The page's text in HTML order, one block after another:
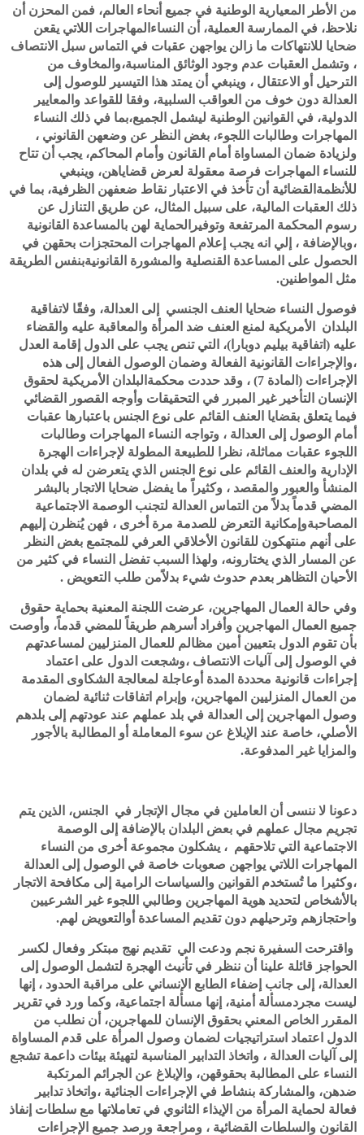
من الأطر المعيارية الوطنية في جميع أنحاء العالم، فمن المحزن أن
نلاحظ، في الممارسة العملية، أن النساءالمهاجرات اللاتي يقعن
ضحايا للانتهاكات ما زالن يواجهن عقبات في التماس سبل الانتصاف
، وتشمل العقبات عدم وجود الوثائق المناسبة،والمخاوف من
الترحيل أو الاعتقال ، وينبغي أن يمتد هذا التيسير للوصول إلى
العدالة دون خوف من العواقب السلبية، وفقا للقواعد والمعايير
الدولية، في القوانين الوطنية ليشمل الجميع،بما في ذلك النساء
المهاجرات وطالبات اللجوء، بغض النظر عن وضعهن القانوني ،
ولزيادة ضمان المساواة أمام القانون وأمام المحاكم، يجب أن تتاح
للنساء المهاجرات فرصة معقولة لعرض قضاياهن، وينبغي
للأنظمةالقضائية أن تأخذ في الاعتبار نقاط ضعفهن الظرفية، بما في
ذلك العقبات المالية، على سبيل المثال، عن طريق التنازل عن
رسوم المحكمة المرتفعة وتوفيرالحماية لهن بالمساعدة القانونية
،وبالإضافة ، إلي انه يجب إعلام المهاجرات المحتجزات بحقهن في
الحصول على المساعدة القنصلية والمشورة القانونيةبنفس الطريقة
مثل المواطنين.
فوصول النساء ضحايا العنف الجنسي إلى العدالة، وفقًا لاتفاقية
البلدان الأمريكية لمنع العنف ضد المرأة والمعاقبة عليه والقضاء
عليه (اتفاقية بيليم دوبارا)، التي تنص يجب على الدول إقامة العدل
،والإجراءات القانونية الفعالة وضمان الوصول الفعال إلى هذه
الإجراءات (المادة 7) ، وقد حددت محكمةالبلدان الأمريكية لحقوق
الإنسان التأخير غير المبرر في التحقيقات وأوجه القصور القضائي
فيما يتعلق بقضايا العنف القائم على نوع الجنس باعتبارها عقبات
أمام الوصول إلى العدالة ، وتواجه النساء المهاجرات وطالبات
اللجوء عقبات مماثلة، نظرا للطبيعة المطولة لإجراءات الهجرة
الإدارية والعنف القائم على نوع الجنس الذي يتعرضن له في بلدان
المنشأ والعبور والمقصد ، وكثيراً ما يفضل ضحايا الاتجار بالبشر
المضي قدماً بدلاً من التماس العدالة لتجنب الوصمة الاجتماعية
المصاحبةوإمكانية التعرض للصدمة مرة أخرى ، فهن يُنظرن إليهم
على أنهم منتهكون للقانون الأخلاقي العرفي للمجتمع بغض النظر
عن المسار الذي يختارونه، ولهذا السبب تفضل النساء في كثير من
الأحيان التظاهر بعدم حدوث شيء بدلاًمن طلب التعويض .
وفي حالة العمال المهاجرين، عرضت اللجنة المعنية بحماية حقوق
جميع العمال المهاجرين وأفراد أسرهم طريقاً للمضي قدماً، وأوصت
بأن تقوم الدول بتعيين أمين مظالم للعمال المنزليين لمساعدتهم
في الوصول إلى آليات الانتصاف ،وشجعت الدول على اعتماد
إجراءات قانونية محددة المدة أوعاجلة لمعالجة الشكاوى المقدمة
من العمال المنزليين المهاجرين، وإبرام اتفاقات ثنائية لضمان
وصول المهاجرين إلى العدالة في بلد عملهم عند عودتهم إلى بلدهم
الأصلي، خاصة عند الإبلاغ عن سوء المعاملة أو المطالبة بالأجور
والمزايا غير المدفوعة.
دعونا لا ننسى أن العاملين في مجال الإتجار في الجنس، الذين يتم
تجريم مجال عملهم في بعض البلدان بالإضافة إلى الوصمة
الاجتماعية التي تلاحقهم ، يشكلون مجموعة أخرى من النساء
المهاجرات اللاتي يواجهن صعوبات خاصة في الوصول إلى العدالة
،وكثيرا ما تُستخدم القوانين والسياسات الرامية إلى مكافحة الاتجار
بالأشخاص لتحديد هوية المهاجرين وطالبي اللجوء غير الشرعيين
واحتجازهم وترحيلهم دون تقديم المساعدة أوالتعويض لهم.
واقترحت السفيرة نجم ودعت الي تقديم نهج مبتكر وفعال لكسر
الحواجز قائلة علينا أن ننظر في تأنيث الهجرة لتشمل الوصول إلى
العدالة، إلى جانب إضفاء الطابع الإنساني على مراقبة الحدود ، إنها
ليست مجردمسألة أمنية، إنها مسألة اجتماعية، وكما ورد في تقرير
المقرر الخاص المعني بحقوق الإنسان للمهاجرين، أن نطلب من
الدول اعتماد استراتيجيات لضمان وصول المرأة على قدم المساواة
إلى آليات العدالة ، واتخاذ التدابير المناسبة لتهيئة بيئات داعمة تشجع
النساء على المطالبة بحقوقهن، والإبلاغ عن الجرائم المرتكبة
ضدهن، والمشاركة بنشاط في الإجراءات الجنائية ،واتخاذ تدابير
فعالة لحماية المرأة من الإيذاء الثانوي في تعاملاتها مع سلطات إنفاذ
القانون والسلطات القضائية ، ومراجعة ورصد جميع الإجراءات